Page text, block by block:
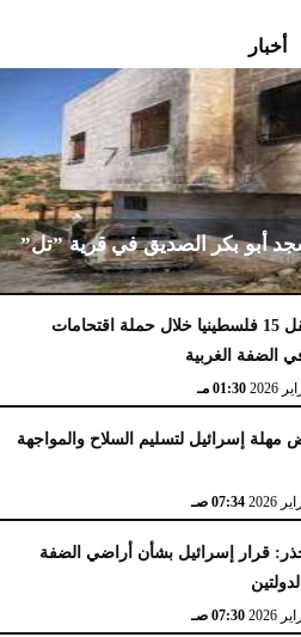
أخبار
أبو بكر الصديق في قرية ”تل”
الاحتلال يعتقل 15 فلسطينيا خلال حملة اقتحامات
الضفة الغربية
01:30 مـ
إسرائيل لتسليم السلاح والمواجهة
07:34 صـ
قرار إسرائيل بشأن أراضي الضفة
07:30 صـ